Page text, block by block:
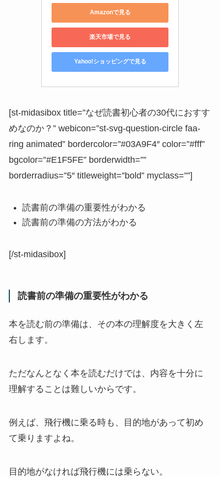
Amazonで見る
楽天市場で見る
Yahoo!ショッピングで見る
[st-midasibox title=”なぜ読書初心者の30代におすす
めなのか？” webicon=”st-svg-question-circle faa-
ring animated” bordercolor=”#03A9F4″ color=”#fff”
bgcolor=”#E1F5FE” borderwidth=””
borderradius=”5″ titleweight=”bold” myclass=””]
読書前の準備の重要性がわかる
読書前の準備の方法がわかる
[/st-midasibox]
読書前の準備の重要性がわかる
本を読む前の準備は、その本の理解度を大きく左
右します。
ただなんとなく本を読むだけでは、内容を十分に
理解することは難しいからです。
例えば、飛行機に乗る時も、目的地があって初め
て乗りますよね。
目的地がなければ飛行機には乗らない。